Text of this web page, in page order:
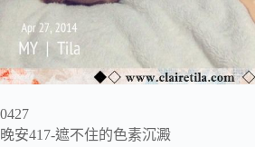
0427
晚安417-遮不住的色素沉澱